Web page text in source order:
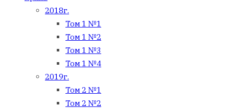
2018г.
Том 1 №1
Том 1 №2
Том 1 №3
Том 1 №4
2019г.
Том 2 №1
Том 2 №2